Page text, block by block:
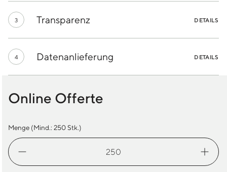
3 Transparenz DETAILS
4 Datenanlieferung DETAILS
Online Offerte
Menge (Mind.: 250Stk.)
Bauchtasche
XXL